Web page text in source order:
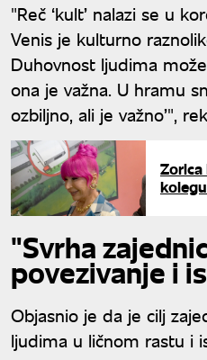
"Reč ‘kult’ nalazi se u
Venis je kulturno
Duhovnost ljudima
ona je važna. U hramu
ozbiljno, ali je važno’",
"Svrha
povezivanje i
Objasnio je da je cilj
ljudima u ličnom rastu i